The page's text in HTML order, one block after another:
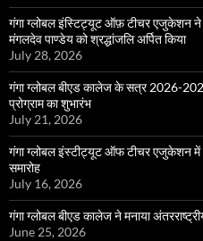
गंगा ग्लोबल इंस्टिट्यूट ऑफ़ टीचर एजुकेशन
मंगलदेव पाण्डेय को श्रद्धांजलि अर्पित किया
July 28, 2026
गंगा ग्लोबल बीएड कालेज के सत्र 2026-
प्रोग्राम का शुभारंभ
July 21, 2026
गंगा ग्लोबल इंस्टीट्यूट ऑफ टीचर एजुकेशन
समारोह
July 16, 2026
गंगा ग्लोबल बीएड कालेज ने मनाया
June 25, 2026